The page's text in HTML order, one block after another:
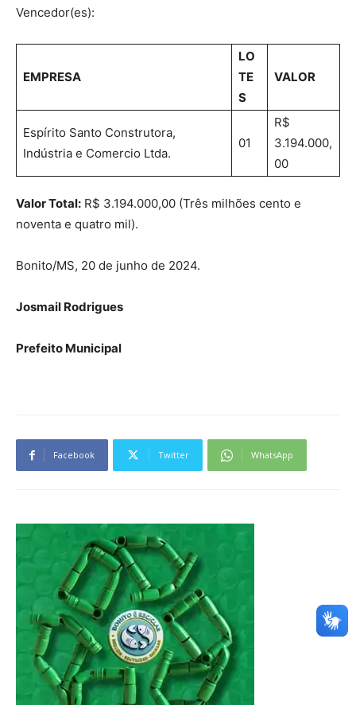
Vencedor(es):
EMPRESA
LO
TE
S
VALOR
Espírito Santo Construtora,
Indústria e Comercio Ltda.
01
R$
3.194.000,
00
Valor Total: R$ 3.194.000,00 (Três milhões cento e
noventa e quatro mil).
Bonito/MS, 20 de junho de 2024.
Josmail Rodrigues
Prefeito Municipal
Facebook Twitter WhatsApp